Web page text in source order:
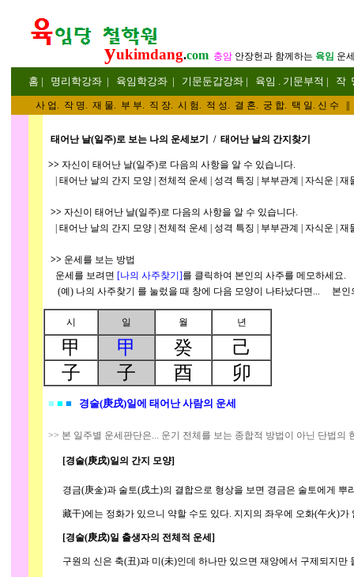
yukimdang.com 충암 안장헌과 함께하는 육임 운
홈 | 명리 학강좌 | 육임학강좌 | 기문둔갑강좌 | 육임 . 기문부적 | 작
사 업 . 작 명. 재 물. 부 부. 직 장. 시 험. 적 성. 결 혼. 궁 합. 택 일. 신 수
태어난 날(일주)로 보는 나의 운세보기 / 태어난 날의 간지찾기
>> 자신이 태어난 날(일주)로 다음의 사항을 알 수 있습니다.
| 태어난 날의 간지 모양 | 전체적 운세 | 성격 특징 | 부부관계 | 자식운 | 재
>> 자신이 태어난 날(일주)로 다음의 사항을 알 수 있습니다.
| 태어난 날의 간지 모양 | 전체적 운세 | 성격 특징 | 부부관계 | 자식운 | 재
>> 운세를 보는 방법
운세를 보려면 [나의 사주찾기 ]를 클릭하여 본인의 사주를 메모하세요.
(예) 나의 사주찾기 를 눌렀을 때 창에 다음 모양이 나타났다면... 본인
시 일 월 년
甲 甲 癸
己
子
子 酉 卯
■ ■ ■ 경술(庚戌)일에 태어난 사람의 운세
>> 본 일주별 운세판단은... 운기 전체를 보는 종합적 방법이 아닌 단법의
[경술(庚戌)일의 간지 모양]
경금(庚金)과 술토(戌土)의 결합으로 형상을 보면 경금은 술토에게 뿌
藏干)에는 정화가 있으니 약할 수도 있다. 지지의 좌우에 오화(午火)가
[경술(庚戌)일 출생자의 전체적 운세]
구원의 신은 축(丑)과 미(未)인데 하나만 있으면 재앙에서 구제되지만